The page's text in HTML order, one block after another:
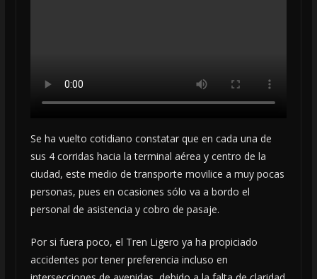
Se ha vuelto cotidiano constatar que en cada una de
sus 4 corridas hacia la terminal aérea y centro de la
ciudad, este medio de transporte movilice a muy pocas
personas, pues en ocasiones sólo va a bordo el
personal de asistencia y cobro de pasaje.
Por si fuera poco, el Tren Ligero ya ha propiciado
accidentes por tener preferencia incluso en